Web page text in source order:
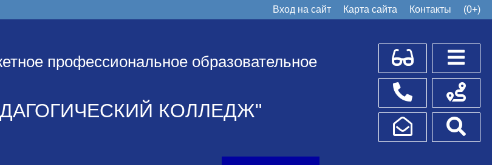
Вход на сайт Карта сайта Контакты (0+)
профессиональное образовательное
КОЛЛЕДЖ"
Для слабовидящих
Телефоны
Написать обращение
Схема